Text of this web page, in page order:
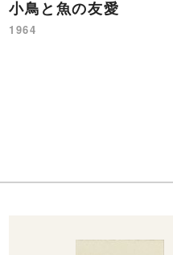
小鳥と魚の友愛
1964